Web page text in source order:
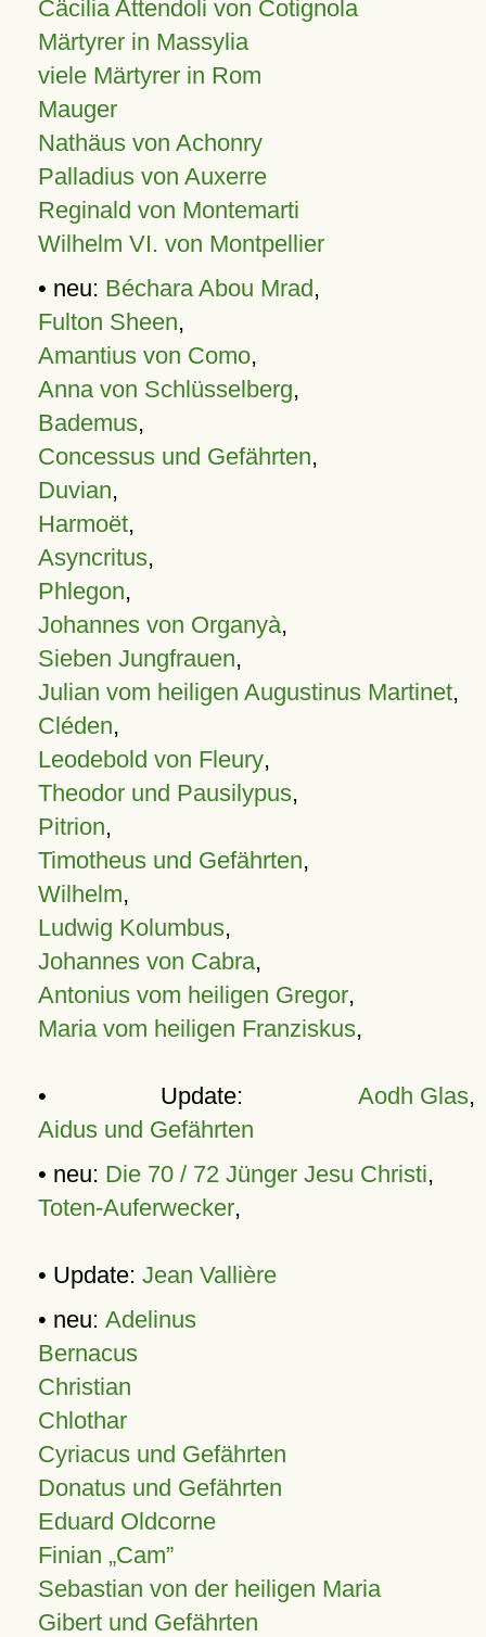
Cäcilia Attendoli von Cotignola
Märtyrer in Massylia
viele Märtyrer in Rom
Mauger
Nathäus von Achonry
Palladius von Auxerre
Reginald von Montemarti
Wilhelm VI. von Montpellier
• neu: Béchara Abou Mrad,
Fulton Sheen,
Amantius von Como,
Anna von Schlüsselberg,
Bademus,
Concessus und Gefährten,
Duvian,
Harmoët,
Asyncritus,
Phlegon,
Johannes von Organyà,
Sieben Jungfrauen,
Julian vom heiligen Augustinus Martinet,
Cléden,
Leodebold von Fleury,
Theodor und Pausilypus,
Pitrion,
Timotheus und Gefährten,
Wilhelm,
Ludwig Kolumbus,
Johannes von Cabra,
Antonius vom heiligen Gregor,
Maria vom heiligen Franziskus,
• Update: Aodh Glas,
Aidus und Gefährten
• neu: Die 70 / 72 Jünger Jesu Christi,
Toten-Auferwecker,
• Update: Jean Vallière
• neu: Adelinus
Bernacus
Christian
Chlothar
Cyriacus und Gefährten
Donatus und Gefährten
Eduard Oldcorne
Finian Cam
Sebastian von der heiligen Maria
Gibert und Gefährten